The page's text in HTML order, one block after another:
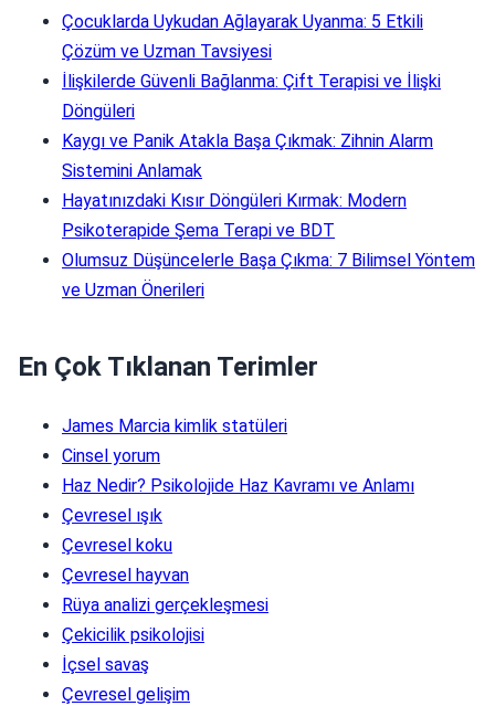
Çocuklarda Uykudan Ağlayarak Uyanma: 5 Etkili
Çözüm ve Uzman Tavsiyesi
İlişkilerde Güvenli Bağlanma: Çift Terapisi ve İlişki
Döngüleri
Kaygı ve Panik Atakla Başa Çıkmak: Zihnin Alarm
Sistemini Anlamak
Hayatınızdaki Kısır Döngüleri Kırmak: Modern
Psikoterapide Şema Terapi ve BDT
Olumsuz Düşüncelerle Başa Çıkma: 7 Bilimsel Yöntem
ve Uzman Önerileri
En Çok Tıklanan Terimler
James Marcia kimlik statüleri
Cinsel yorum
Haz Nedir? Psikolojide Haz Kavramı ve Anlamı
Çevresel ışık
Çevresel koku
Çevresel hayvan
Rüya analizi gerçekleşmesi
Çekicilik psikolojisi
İçsel savaş
Çevresel gelişim